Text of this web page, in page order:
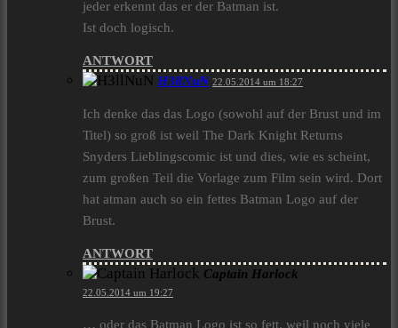
jeder erkennt das er der Batman ist.
Ist doch logisch.
ANTWORT
H3llNuN 22.05.2014 um 18:27
Ich denke das das Logo (sowohl auf der Brust und im
Titel) so groß ist weil The Dark Knight Returns
Snyders Lieblingscomic ist und dies, wie es scheint,
zum großen Teil die Vorlage zum Film sein wird. Dort
hat atman auch so ein fettes Batman Logo auf der
Brust.
ANTWORT
Captain Harlock
22.05.2014 um 19:27
… oder das Batman Logo ist so fett, weil noch viele